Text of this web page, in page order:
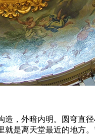
，外暗内明。圆穹直
就是离天堂最近的地方